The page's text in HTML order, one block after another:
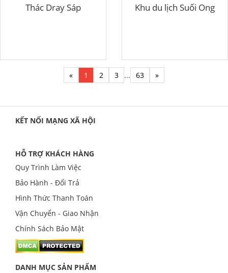
Thác Dray Sáp Khu du lịch Suối Ong
« 1 2 3 ... 63 »
KẾT NỐI MẠNG XÃ HỘI
HỖ TRỢ KHÁCH HÀNG
Quy Trình Làm Việc
Bảo Hành - Đổi Trả
Hình Thức Thanh Toán
Vận Chuyển - Giao Nhận
Chính Sách Bảo Mật
DANH MỤC SẢN PHẨM